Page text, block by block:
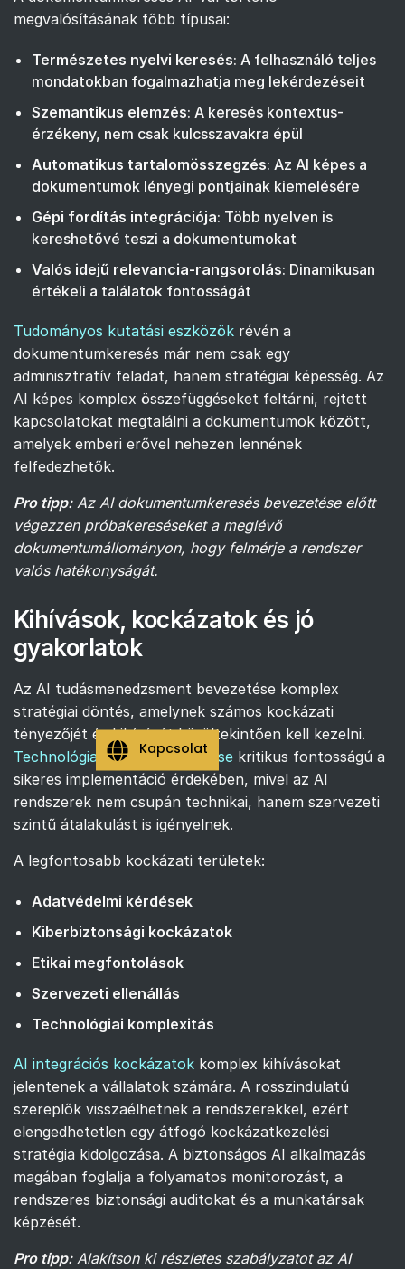
megvalósításának főbb típusai:
Természetes nyelvi keresés: A felhasználó teljes
mondatokban fogalmazhatja meg lekérdezéseit
Szemantikus elemzés: A keresés kontextus-
érzékeny, nem csak kulcsszavakra épül
Automatikus tartalomösszegzés: Az AI képes a
dokumentumok lényegi pontjainak kiemelésére
Gépi fordítás integrációja: Több nyelven is
kereshetővé teszi a dokumentumokat
Valós idejű relevancia-rangsorolás: Dinamikusan
értékeli a találatok fontosságát
Tudományos kutatási eszközök révén a
dokumentumkeresés már nem csak egy
adminisztratív feladat, hanem stratégiai képesség. Az
AI képes komplex összefüggéseket feltárni, rejtett
kapcsolatokat megtalálni a dokumentumok között,
amelyek emberi erővel nehezen lennének
felfedezhetők.
Pro tipp: Az AI dokumentumkeresés bevezetése előtt
végezzen próbakereséseket a meglévő
dokumentumállományon, hogy felmérje a rendszer
valós hatékonyságát.
Kihívások, kockázatok és jó
gyakorlatok
Az AI tudásmenedzsment bevezetése komplex
stratégiai döntés, amelynek számos kockázati
tényezőjét és kihívását körültekintően kell kezelni.
Technológiai kihívások kezelése kritikus fontosságú a
sikeres implementáció érdekében, mivel az AI
rendszerek nem csupán technikai, hanem szervezeti
szintű átalakulást is igényelnek.
A legfontosabb kockázati területek:
Adatvédelmi kérdések
Kiberbiztonsági kockázatok
Etikai megfontolások
Szervezeti ellenállás
Technológiai komplexitás
AI integrációs kockázatok komplex kihívásokat
jelentenek a vállalatok számára. A rosszindulatú
szereplők visszaélhetnek a rendszerekkel, ezért
elengedhetetlen egy átfogó kockázatkezelési
stratégia kidolgozása. A biztonságos AI alkalmazás
magában foglalja a folyamatos monitorozást, a
rendszeres biztonsági auditokat és a munkatársak
képzését.
Pro tipp: Alakítson ki részletes szabályzatot az AI
Kapcsolat